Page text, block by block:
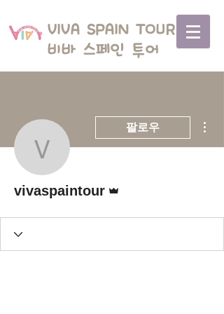
VIVA SPAIN TOUR
비바 스페인 투어
vivaspaintour
팔로우
vivaspaintour